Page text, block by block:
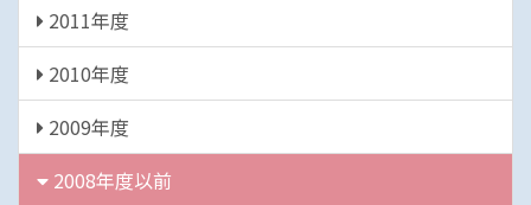
2011年度
2010年度
2009年度
2008年度以前